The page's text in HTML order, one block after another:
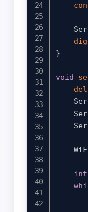
}
void
int